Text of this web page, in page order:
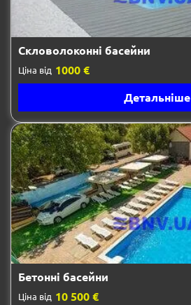
Скловолоконні басейни
Ціна від 1000 €
Детальніше
Бетонні басейни
Ціна від 10 500 €